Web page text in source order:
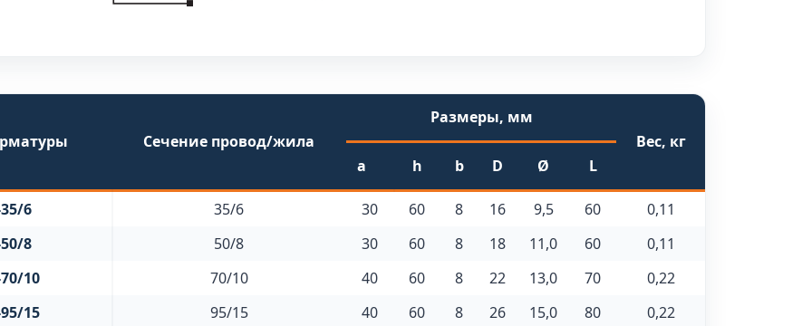
Сечение провод/жила
Размеры, мм
Вес, кг
a
h b D Ø L
6 35/6 30 60 8 16 9,5 60
0,11
8
50/8 30 60 8 18 11,0 60
0,11
10
70/10 40 60 8 22 13,0 70
0,22
15
95/15 40 60 8 26 15,0 80
0,22